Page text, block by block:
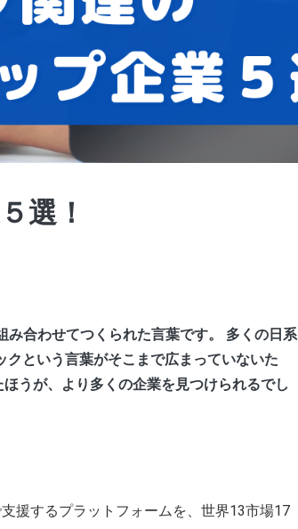
選！
合わせてつくられた言葉です。 多くの日系
という言葉がそこまで広まっていないた
うが、より多くの企業を見つけられるでし
援するプラットフォームを、世界13市場17